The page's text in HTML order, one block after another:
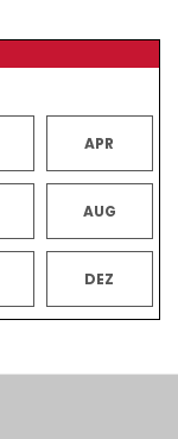
APR
AUG
DEZ